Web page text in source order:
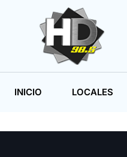
INICIO LOCALES